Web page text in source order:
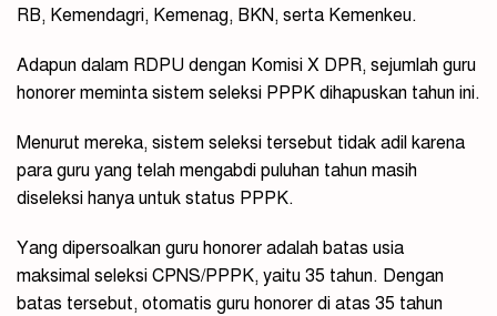
RB, Kemendagri, Kemenag, BKN, serta Kemenkeu.
Adapun dalam RDPU dengan Komisi X DPR, sejumlah guru
honorer meminta sistem seleksi PPPK dihapuskan tahun ini.
Menurut mereka, sistem seleksi tersebut tidak adil karena
para guru yang telah mengabdi puluhan tahun masih
diseleksi hanya untuk status PPPK.
Yang dipersoalkan guru honorer adalah batas usia
maksimal seleksi CPNS/PPPK, yaitu 35 tahun. Dengan
batas tersebut, otomatis guru honorer di atas 35 tahun